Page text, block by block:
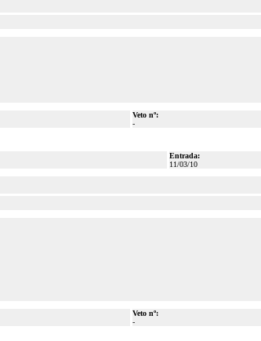
Veto nº:
-
Entrada:
11/03/10
Veto nº:
-